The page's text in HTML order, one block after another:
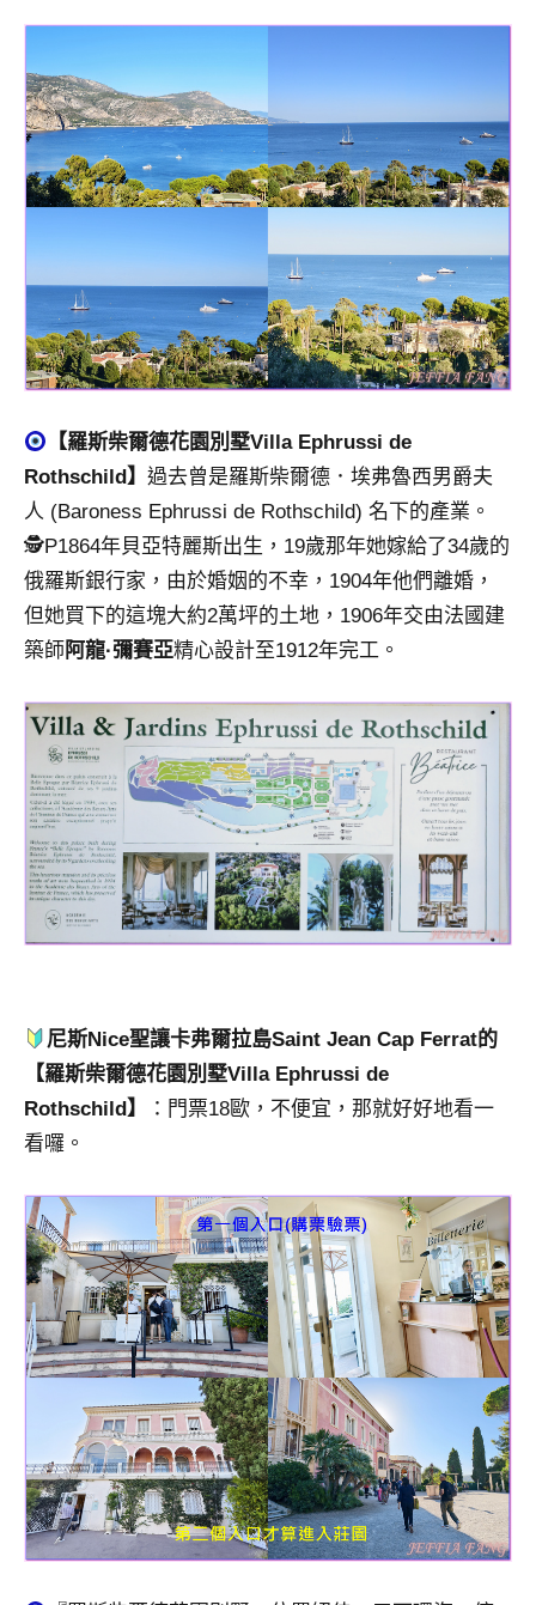
【羅斯柴爾德花園別墅Villa Ephrussi de
Rothschild】 過去曾是羅斯柴爾德．埃弗魯西男爵夫
人 (Baroness Ephrussi de Rothschild) 名下的產業。
🕵️P1864年貝亞特麗斯出生，19歲那年她嫁給了34歲的
俄羅斯銀行家，由於婚姻的不幸，1904年他們離婚，
但她買下的這塊大約2萬坪的土地，1906年交由法國建
築師 阿龍·彌賽亞精心設計至1912年完工。
尼斯Nice聖讓卡弗爾拉島Saint Jean Cap Ferrat的
【羅斯柴爾德花園別墅Villa Ephrussi de
Rothschild】
：門票18歐，不便宜，那就好好地看一
看囉。